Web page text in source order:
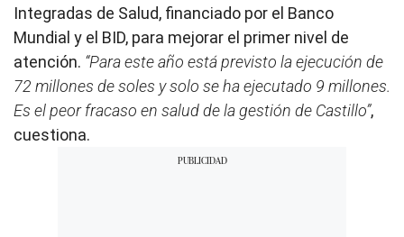
Integradas de Salud, financiado por el Banco
Mundial y el BID, para mejorar el primer nivel de
atención. “Para este año está previsto la ejecución de
72 millones de soles y solo se ha ejecutado 9 millones.
Es el peor fracaso en salud de la gestión de Castillo”,
cuestiona.